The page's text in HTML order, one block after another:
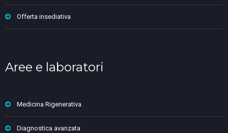
Offerta insediativa
Aree e laboratori
Medicina Rigenerativa
Diagnostica avanzata